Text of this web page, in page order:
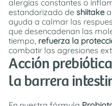
alergias constantes o
estandarizado de shiitake
ayuda a calmar las
que desencadenan las
tiempo, refuerza la
combatir las agresiones
Acción
la barrera